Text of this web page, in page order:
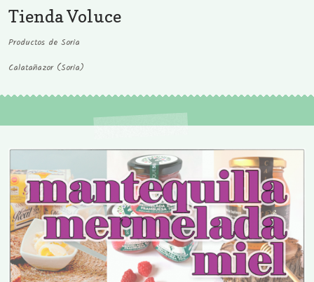
Tienda Voluce
Productos de Soria
Calatañazor (Soria)